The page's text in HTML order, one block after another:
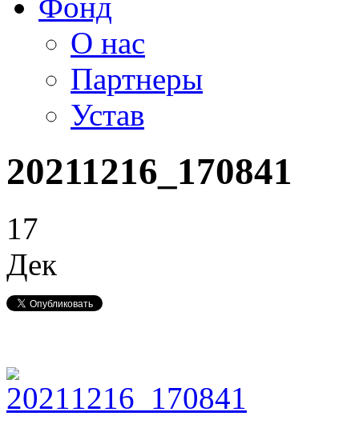
О нас
Партнеры
Устав
20211216_170841
17
Дек